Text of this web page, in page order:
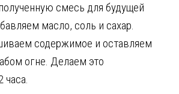
смесь для будущей
масло, соль и сахар.
содержимое и оставляем
огне. Делаем это
часа.